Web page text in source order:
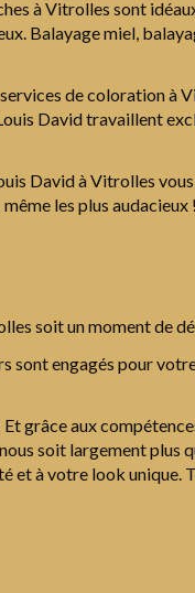
à Vitrolles sont
Balayage miel,
de coloration à
David travaillent
David à Vitrolles
les plus audacieux !
soit un moment de
sont engagés pour
Et grâce aux
soit largement plus
et à votre look unique.